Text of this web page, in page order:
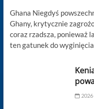
Ghana Niegdyś
Ghany, krytycznie
coraz rzadsza, ponieważ
ten gatunek do